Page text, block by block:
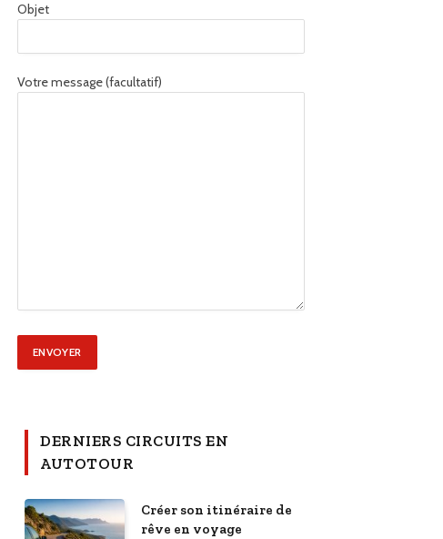
Objet
Votre message (facultatif)
DERNIERS CIRCUITS EN
AUTOTOUR
Créer son itinéraire de
rêve en voyage